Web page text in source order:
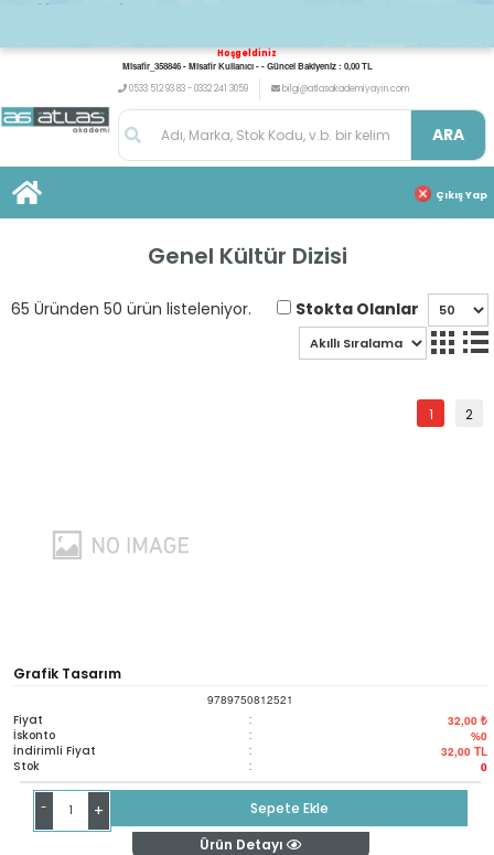
Hoşgeldiniz
Misafir_358846 - Misafir Kullanıcı - - Güncel Bakiyeniz : 0,00 TL
0533 512 93 83 - 0332 241 3059
bilgi@atlasakademiyayin.com
ARA
Çıkış Yap
Genel Kültür Dizisi
65 Üründen 50 ürün listeleniyor. Stokta Olanlar
1 2
Grafik Tasarım
9789750812521
Fiyat : 32,00 ₺
İskonto : %0
İndirimli Fiyat : 32,00 TL
Stok : 0
- +
Sepete Ekle
Ürün Detayı